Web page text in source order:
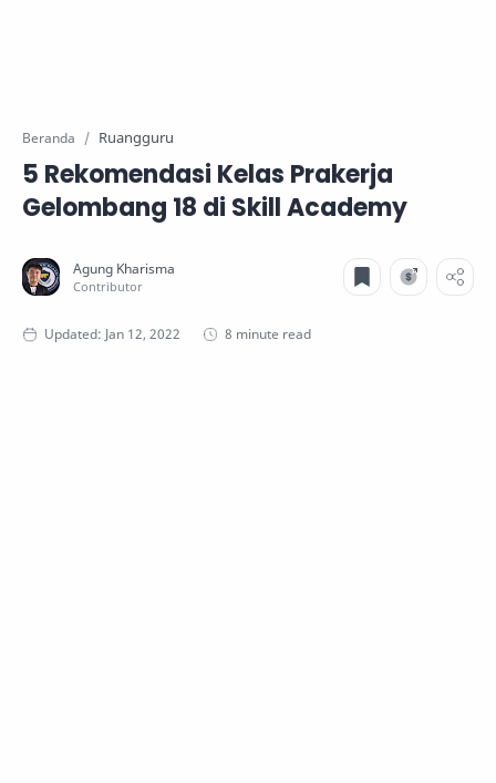
Beranda Ruangguru
5 Rekomendasi Kelas Prakerja
Gelombang 18 di Skill Academy
8 minute read